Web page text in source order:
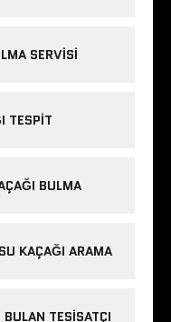
SERVISI
TESPIT
BULMA
KAÇAĞI ARAMA
BULAN TESISATÇI